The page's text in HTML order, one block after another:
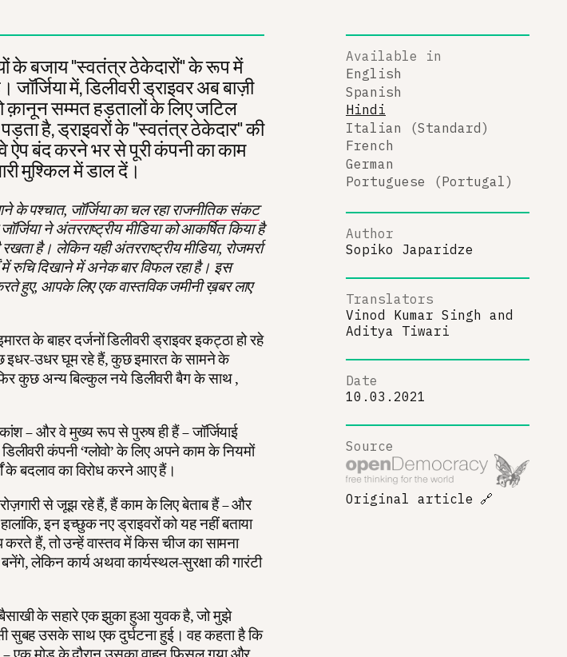
के बजाय "स्वतंत्र ठेकेदारों" के रूप में
में, डिलीवरी ड्राइवर अब बाज़ी
क़ानून सम्मत हड़तालों के लिए जटिल
है, ड्राइवरों के "स्वतंत्र ठेकेदार" की
ऐप बंद करने भर से पूरी कंपनी का काम
मुश्किल में डाल दें।
के पश्चात, जॉर्जिया का चल रहा राजनीतिक संकट
ने अंतरराष्ट्रीय मीडिया को आकर्षित किया है
है। लेकिन यही अंतरराष्ट्रीय मीडिया, रोजमर्रा
रुचि दिखाने में अनेक बार विफल रहा है। इस
हुए, आपके लिए एक वास्तविक जमीनी ख़बर लाए
के बाहर दर्जनों डिलीवरी ड्राइवर इकट्ठा हो रहे
उधर घूम रहे हैं, कुछ इमारत के सामने के
कुछ अन्य बिल्कुल नये डिलीवरी बैग के साथ ,
– और वे मुख्य रूप से पुरुष ही हैं – जॉर्जियाई
कंपनी ‘ग्लोवो’ के लिए अपने काम के नियमों
के बदलाव का विरोध करने आए हैं।
से जूझ रहे हैं, हैं काम के लिए बेताब हैं – और
इन इच्छुक नए ड्राइवरों को यह नहीं बताया
करते हैं, तो उन्हें वास्तव में किस चीज का सामना
लेकिन कार्य अथवा कार्यस्थल-सुरक्षा की गारंटी
बैसाखी के सहारे एक झुका हुआ युवक है, जो मुझे
सुबह उसके साथ एक दुर्घटना हुई। वह कहता है कि
Available in
English
Spanish
Hindi
Italian (Standard)
French
German
Portuguese (Portugal)
Author
Sopiko Japaridze
Translators
Vinod Kumar Singh and
Aditya Tiwari
Date
10.03.2021
Source
Original article 🔗